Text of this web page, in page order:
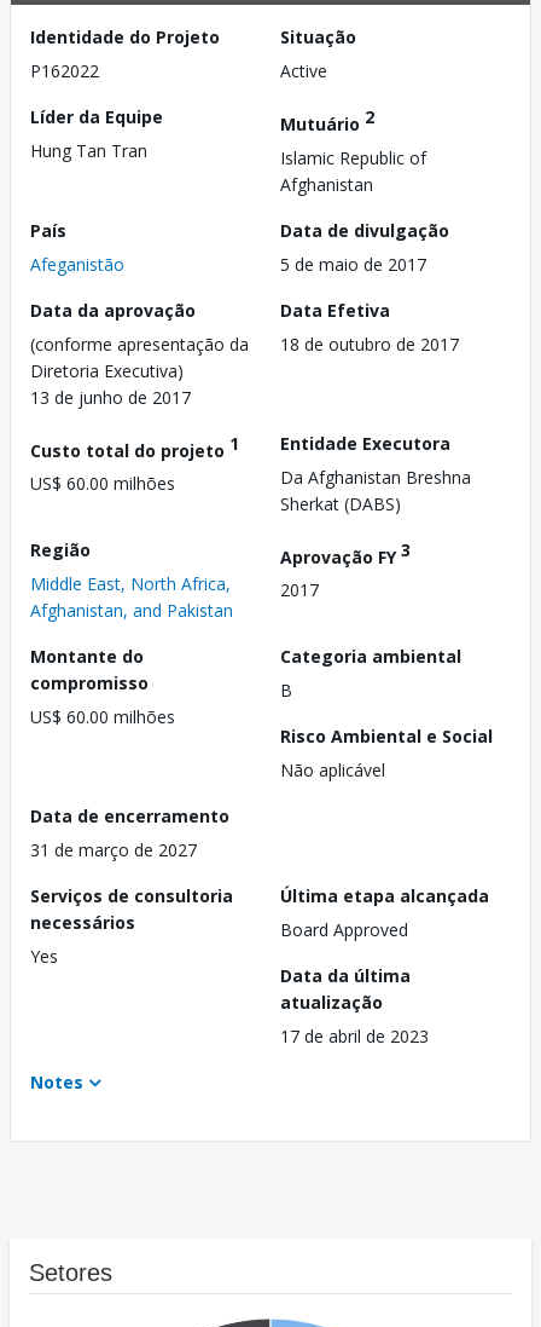
Identidade do Projeto
P162022
Situação
Active
Líder da Equipe
Hung Tan Tran
Mutuário 2
Islamic Republic of
Afghanistan
País
Afeganistão
Data de divulgação
5 de maio de 2017
Data da aprovação
(conforme apresentação da
Diretoria Executiva)
13 de junho de 2017
Data Efetiva
18 de outubro de 2017
Custo total do projeto 1
US$ 60.00 milhões
Entidade Executora
Da Afghanistan Breshna
Sherkat (DABS)
Região
Middle East, North Africa,
Afghanistan, and Pakistan
Aprovação FY3
2017
Montante do
compromisso
US$ 60.00 milhões
Categoria ambiental
B
Risco Ambiental e Social
Não aplicável
Data de encerramento
31 de março de 2027
Serviços de consultoria
necessários
Yes
Última etapa alcançada
Board Approved
Data da última
atualização
17 de abril de 2023
Notes
Setores